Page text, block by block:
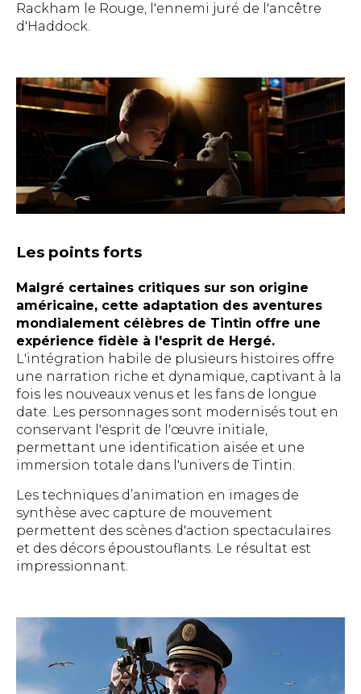
Rackham le Rouge, l'ennemi juré de l'ancêtre
d'Haddock.
Les points forts
Malgré certaines critiques sur son origine
américaine, cette adaptation des aventures
mondialement célèbres de Tintin offre une
expérience fidèle à l'esprit de Hergé.
L'intégration habile de plusieurs histoires offre
une narration riche et dynamique, captivant à la
fois les nouveaux venus et les fans de longue
date. Les personnages sont modernisés tout en
conservant l'esprit de l'œuvre initiale,
permettant une identification aisée et une
immersion totale dans l'univers de Tintin.
Les techniques d’animation en images de
synthèse avec capture de mouvement
permettent des scènes d'action spectaculaires
et des décors époustouflants. Le résultat est
impressionnant.